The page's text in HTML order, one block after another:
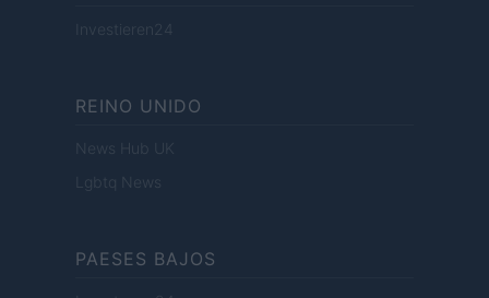
Investieren24
REINO UNIDO
News Hub UK
Lgbtq News
PAESES BAJOS